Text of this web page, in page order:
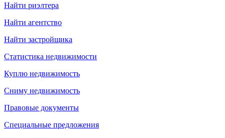
Найти риэлтера
Найти агентство
Найти застройщика
Статистика недвижимости
Куплю недвижимость
Сниму недвижимость
Правовые документы
Специальные предложения